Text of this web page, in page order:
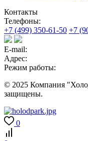
Контакты
Телефоны:
+7 (499) 350-61-50 +7
E-mail:
Адрес:
Режим работы:
© 2025 Компания
защищены.
0